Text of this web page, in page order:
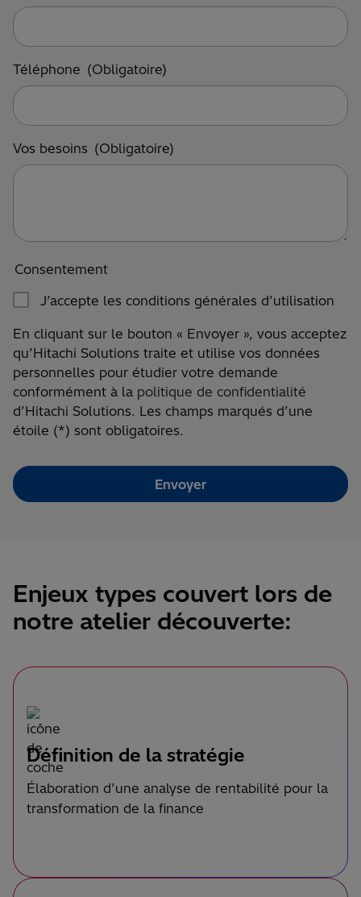
Téléphone (Obligatoire)
Vos besoins (Obligatoire)
Consentement
J’accepte les conditions générales d’utilisation
En cliquant sur le bouton « Envoyer », vous acceptez
qu’Hitachi Solutions traite et utilise vos données
personnelles pour étudier votre demande
conformément à la politique de confidentialité
d’Hitachi Solutions. Les champs marqués d’une
étoile (*) sont obligatoires.
Enjeux types couvert lors de
notre atelier découverte:
Définition de la stratégie
Élaboration d’une analyse de rentabilité pour la
transformation de la finance